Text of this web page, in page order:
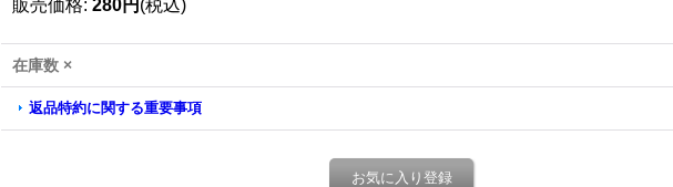
販売価格: 280円 (税込)
在庫数 ×
返品特約に関する重要事項
お気に入り登録